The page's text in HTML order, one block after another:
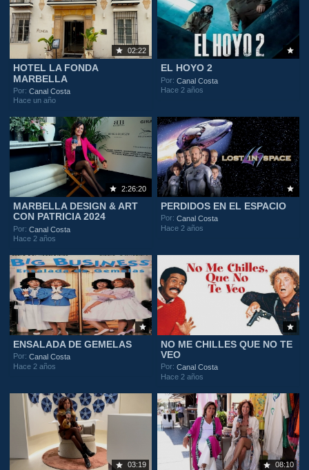
02:22
HOTEL LA FONDA
MARBELLA
Por:Canal Costa
Hace un año
EL HOYO 2
Por:Canal Costa
Hace 2 años
2:26:20
MARBELLA DESIGN & ART
CON PATRICIA 2024
Por:Canal Costa
Hace 2 años
PERDIDOS EN EL ESPACIO
Por:Canal Costa
Hace 2 años
ENSALADA DE GEMELAS
Por:Canal Costa
Hace 2 años
NO ME CHILLES QUE NO TE
VEO
Por:Canal Costa
Hace 2 años
03:19 08:10